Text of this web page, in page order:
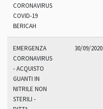
CORONAVIRUS
COVID-19
BERICAH
EMERGENZA
CORONAVIRUS
- ACQUISTO
GUANTI IN
NITRILE NON
STERILI -
30/09/2020